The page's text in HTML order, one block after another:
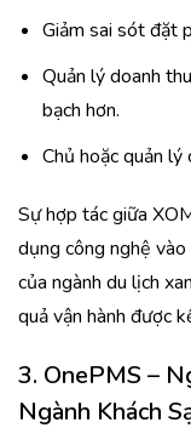
Giảm sai sót đặt
Quản lý doanh
bạch hơn.
Chủ hoặc quản
Sự hợp tác giữa
dụng công nghệ
của ngành du lịch
quả vận hành được
3. OnePMS –
Ngành Khách